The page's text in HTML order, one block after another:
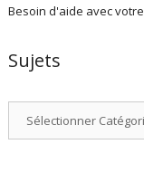
Besoin d'aide avec
Sujets